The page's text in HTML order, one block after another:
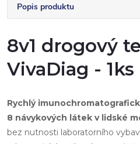
Popis produktu
8v1 drogový
VivaDiag - 1ks
Rychlý
8 návykových látek v lidské
bez nutnosti laboratorního